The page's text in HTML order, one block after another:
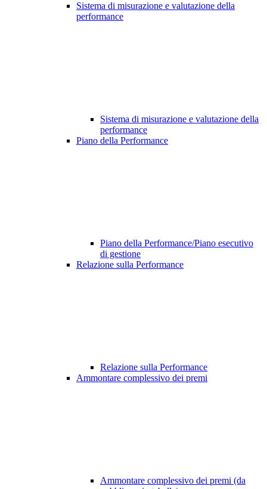
Sistema di misurazione e valutazione della
performance
Sistema di misurazione e valutazione della
performance
Piano della Performance
Piano della Performance/Piano esecutivo
di gestione
Relazione sulla Performance
Relazione sulla Performance
Ammontare complessivo dei premi
Ammontare complessivo dei premi (da